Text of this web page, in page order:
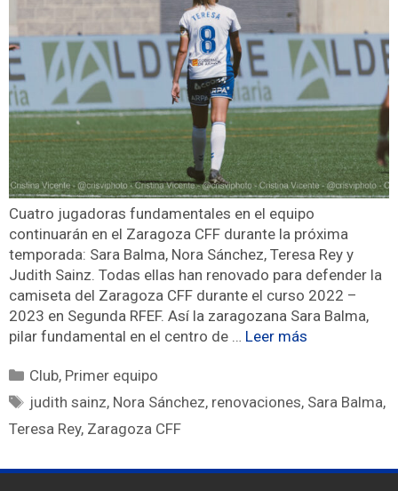
Cuatro jugadoras fundamentales en el equipo
continuarán en el Zaragoza CFF durante la próxima
temporada: Sara Balma, Nora Sánchez, Teresa Rey y
Judith Sainz. Todas ellas han renovado para defender la
camiseta del Zaragoza CFF durante el curso 2022 –
2023 en Segunda RFEF. Así la zaragozana Sara Balma,
pilar fundamental en el centro de … Leer más
Club, Primer equipo
judith sainz, Nora Sánchez, renovaciones, Sara Balma,
Teresa Rey, Zaragoza CFF